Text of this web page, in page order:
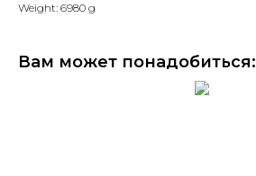
Weight: 6980 g
Вам может понадобиться: